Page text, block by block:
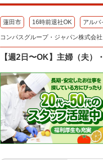
蓮田市 16時前退社OK アルバ
コンパスグループ・ジャパン株式会
【週2日〜OK】主婦（夫）